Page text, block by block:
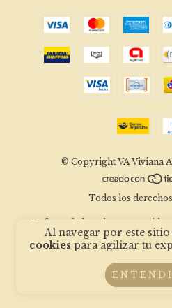
Al navegar por este sitio
cookies para agilizar tu
© Copyright VA Viviana
Todos los
Defensa de las y los
acá. Botón de